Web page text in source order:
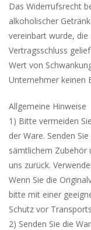
Das Widerrufsrecht
alkoholischer
vereinbart wurde,
Vertragsschluss
Wert von
Unternehmer keinen
Allgemeine Hinweise
1) Bitte vermeiden
der Ware. Senden
sämtlichem Zubehör
uns zurück.
Wenn Sie die
bitte mit einer
Schutz vor
2) Senden Sie die